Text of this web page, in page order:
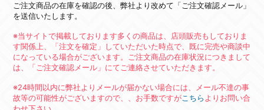
ご注文商品の在庫を確認の後、弊社より改めて「ご注文確認メール」
を送信いたします。
※当サイトで掲載しております多くの商品は、店頭販売もしておりま
す関係上、「注文を確定」していただいた時点で、既に完売や商談中
になっている場合がございます。ご注文商品の在庫状況につきまして
は、「ご注文確認メール」にてご連絡させていただきます。
※24時間以内に弊社よりメールが届かない場合には、メール不達の事
故等の可能性がございますので、、お手数ですがこちら よりお問い合